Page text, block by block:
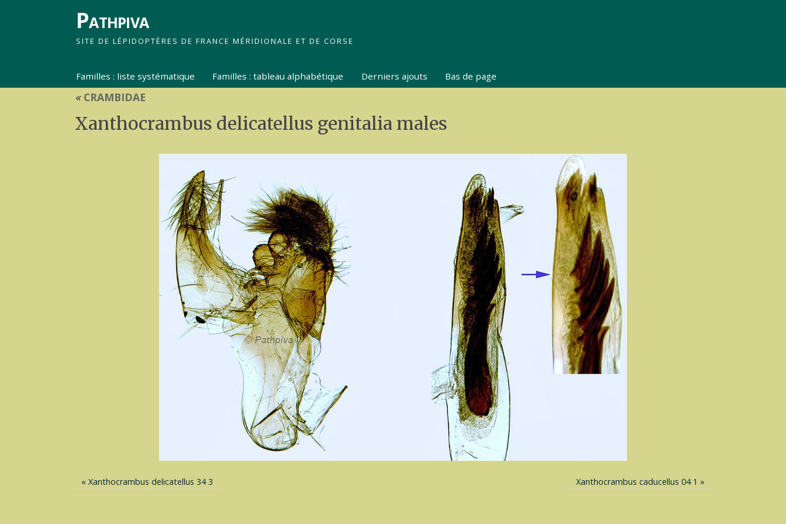
Pathpiva
SITE DE LÉPIDOPTÈRES DE FRANCE MÉRIDIONALE ET DE CORSE
Familles : liste systématique Familles : tableau alphabétique Derniers ajouts Bas de page
«CRAMBIDAE
Xanthocrambus delicatellus genitalia males
« Xanthocrambus delicatellus 34 3 Xanthocrambus caducellus 04 1 »